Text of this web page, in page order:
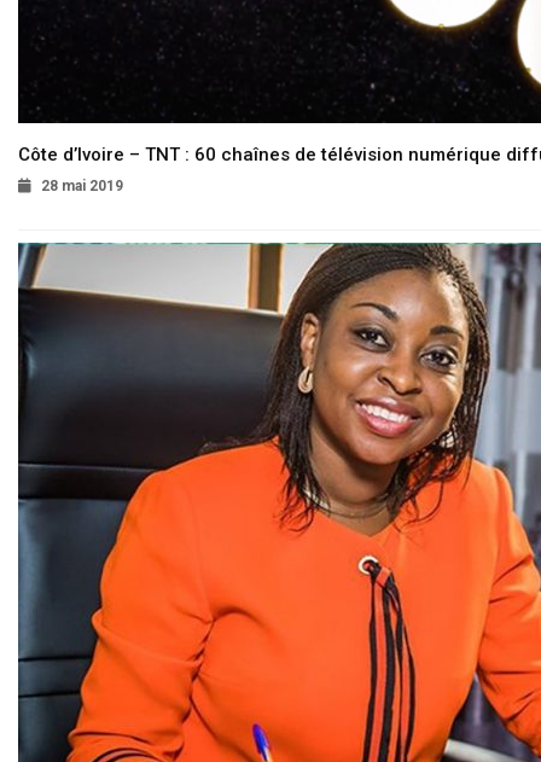
Côte d’Ivoire – TNT : 60 chaînes de télévision numérique
28 mai 2019